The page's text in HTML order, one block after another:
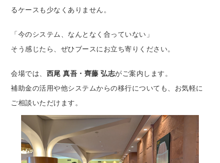
るケースも少なくありません。
「今のシステム、なんとなく合っていない」
そう感じたら、ぜひブースにお立ち寄りください。
会場では、 西尾 真吾・齊藤 弘志がご案内します。
補助金の活用や他システムからの移行についても、お気軽に
ご相談いただけます。